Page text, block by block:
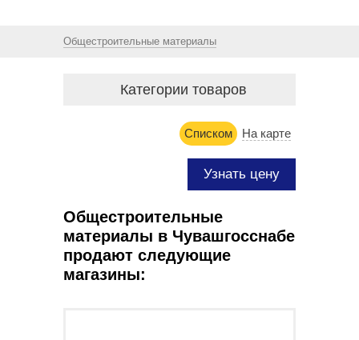
Общестроительные материалы
Категории товаров
На карте
Списком
Узнать цену
Общестроительные
материалы в Чувашгосснабе
продают следующие
магазины: